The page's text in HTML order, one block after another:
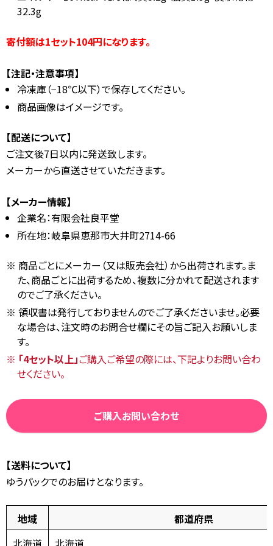
32.3g
寄付額は1セット104円になります。
【注記・注意事項】
冷凍庫（−18℃以下）で保存してください。
商品画像はイメージです。
【配送について】
ご注文後7日以内に発送致します。
メーカーから直送させていただきます。
【メーカー情報】
企業名：有限会社良平堂
所在地：岐阜県恵那市大井町2714-66
商品ごとにメーカー（又は販売会社）から出荷されます。ま
た、商品ごとに出荷するため、複数に分かれて配送されます
のでご了承ください。
領収書は発行しておりませんのでご了承くださいませ。必要
な場合は、注文時のお問合せ欄にその旨ご記入お願いしま
す。
「4セット以上」ご購入ご希望の際には、下記よりお問い合わ
せください。
ご購入お問い合わせ
【送料について】
ゆうパックでのお届けとなります。
地域
都道府県
北海道
北海道